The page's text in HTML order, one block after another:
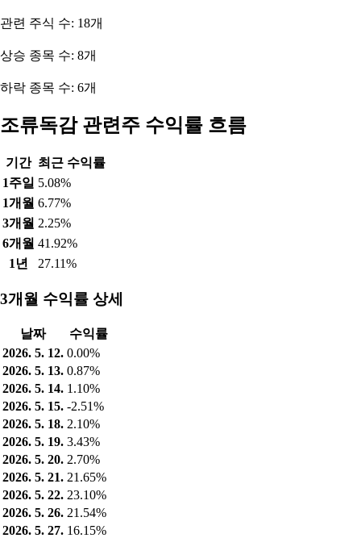
관련 주식 수: 18개
상승 종목 수: 8개
하락 종목 수: 6개
조류독감 관련주 수익률 흐름
기간 최근 수익률
1주일 5.08%
1개월 6.77%
3개월 2.25%
6개월 41.92%
1년
27.11%
3개월 수익률 상세
날짜
수익률
2026. 5. 12. 0.00%
2026. 5. 13. 0.87%
2026. 5. 14. 1.10%
2026. 5. 15. -2.51%
2026. 5. 18. 2.10%
2026. 5. 19. 3.43%
2026. 5. 20. 2.70%
2026. 5. 21. 21.65%
2026. 5. 22. 23.10%
2026. 5. 26. 21.54%
2026. 5. 27. 16.15%